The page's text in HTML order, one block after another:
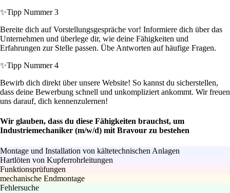
✨Tipp Nummer 3
Bereite dich auf Vorstellungsgespräche vor! Informiere dich über das
Unternehmen und überlege dir, wie deine Fähigkeiten und
Erfahrungen zur Stelle passen. Übe Antworten auf häufige Fragen.
✨Tipp Nummer 4
Bewirb dich direkt über unsere Website! So kannst du sicherstellen,
dass deine Bewerbung schnell und unkompliziert ankommt. Wir freuen
uns darauf, dich kennenzulernen!
Wir glauben, dass du diese Fähigkeiten brauchst, um
Industriemechaniker (m/w/d) mit Bravour zu bestehen
Montage und Installation von kältetechnischen Anlagen
Hartlöten von Kupferrohrleitungen
Funktionsprüfungen
mechanische Endmontage
Fehlersuche